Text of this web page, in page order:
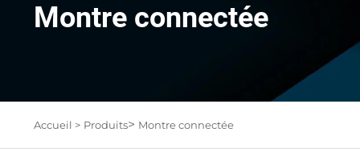
Montre connectée
Accueil > Produits> Montre connectée